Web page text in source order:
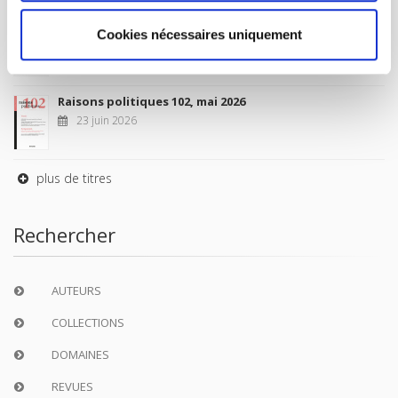
Cookies nécessaires uniquement
Sociétés contemporaines 139, 2025
6 juil. 2026
Raisons politiques 102, mai 2026
23 juin 2026
plus de titres
Rechercher
AUTEURS
COLLECTIONS
DOMAINES
REVUES